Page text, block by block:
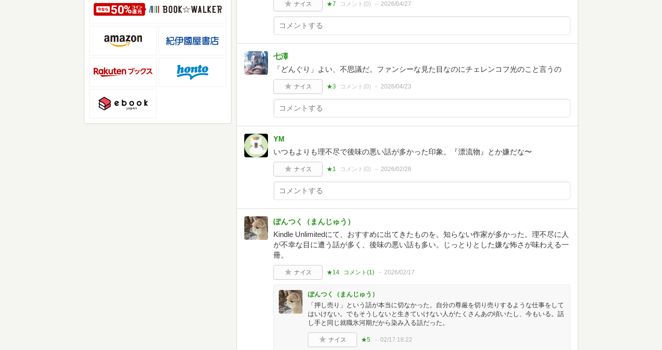
ナイス ★7 コメント(0) 2026/04/27
七澤
「どんぐり」よい、不思議だ。ファンシーな見た目なのにチェレンコフ光のこと言うの
ナイス ★3 コメント(0) 2026/04/23
YM
いつもよりも理不尽で後味の悪い話が多かった印象。『漂流物』とか嫌だな〜
ナイス ★1 コメント(0) 2026/02/28
ぽんつく（まんじゅう）
Kindle Unlimitedにて、おすすめに出てきたものを。知らない作家が多かった。理不尽に人
が不幸な目に遭う話が多く、後味の悪い話も多い。じっとりとした嫌な怖さが味わえる一
冊。
ナイス ★14 コメント(1) 2026/02/17
ぽんつく（まんじゅう）
「押し売り」という話が本当に切なかった。自分の尊厳を切り売りするような仕事をして
はいけない。でもそうしないと生きていけない人がたくさんあの頃いたし、今もいる。話
し手と同じ就職氷河期だから染み入る話だった。
ナイス ★5 02/17 18:22